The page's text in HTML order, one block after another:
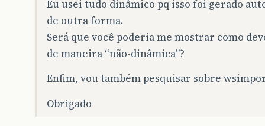
Eu usei tudo dinâmico pq isso foi gerado
de outra forma.
Será que você poderia me mostrar como
de maneira “não-dinâmica”?
Enfim, vou também pesquisar sobre
Obrigado